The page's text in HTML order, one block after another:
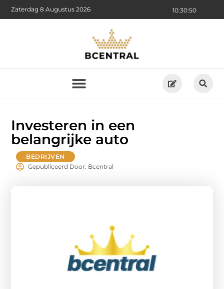
10:30:52
Zaterdag 8 Augustus 2026
Investeren in een
belangrijke auto
BEDRIJVEN
Gepubliceerd Door: Bcentral